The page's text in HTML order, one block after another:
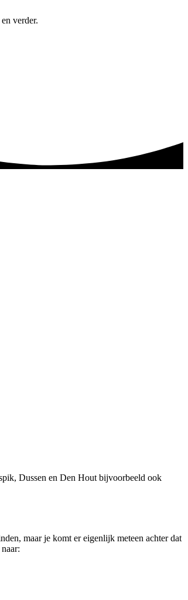
verder.
Dussen en Den Hout bijvoorbeeld ook
maar je komt er eigenlijk meteen achter dat